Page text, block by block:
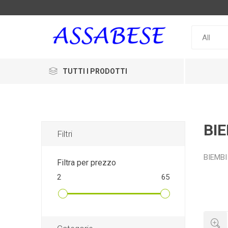
TUTTI I PRODOTTI
BIEMBI
Filtri
Filtra per prezzo
2 65